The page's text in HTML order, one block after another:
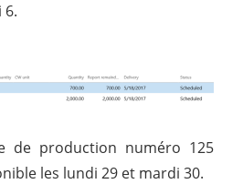
6.
de production numéro 125
les lundi 29 et mardi 30.